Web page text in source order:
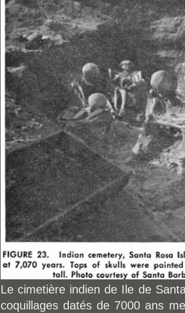
Le cimetière indien de Ile de
coquillages datés de 7000 ans